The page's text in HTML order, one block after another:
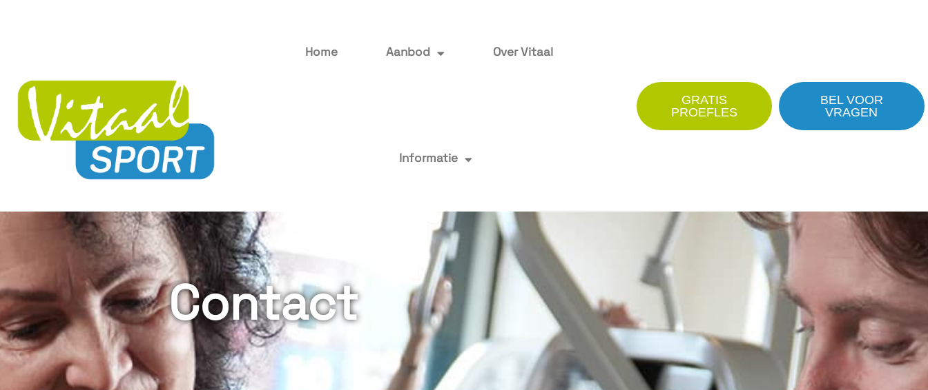
Home Aanbod Over Vitaal
Informatie
GRATIS
PROEFLES
BEL VOOR
VRAGEN
Contact